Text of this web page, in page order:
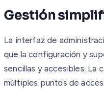
Gestión
La interfaz de
que la configuración y
sencillas y accesibles. La
múltiples puntos de